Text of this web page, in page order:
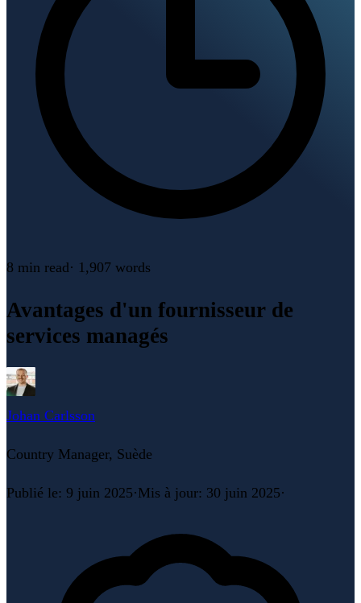
8 min read· 1,907 words
Avantages d'un fournisseur de
services managés
Johan Carlsson
Country Manager, Suède
Publié le: 9 juin 2025·Mis à jour: 30 juin 2025·